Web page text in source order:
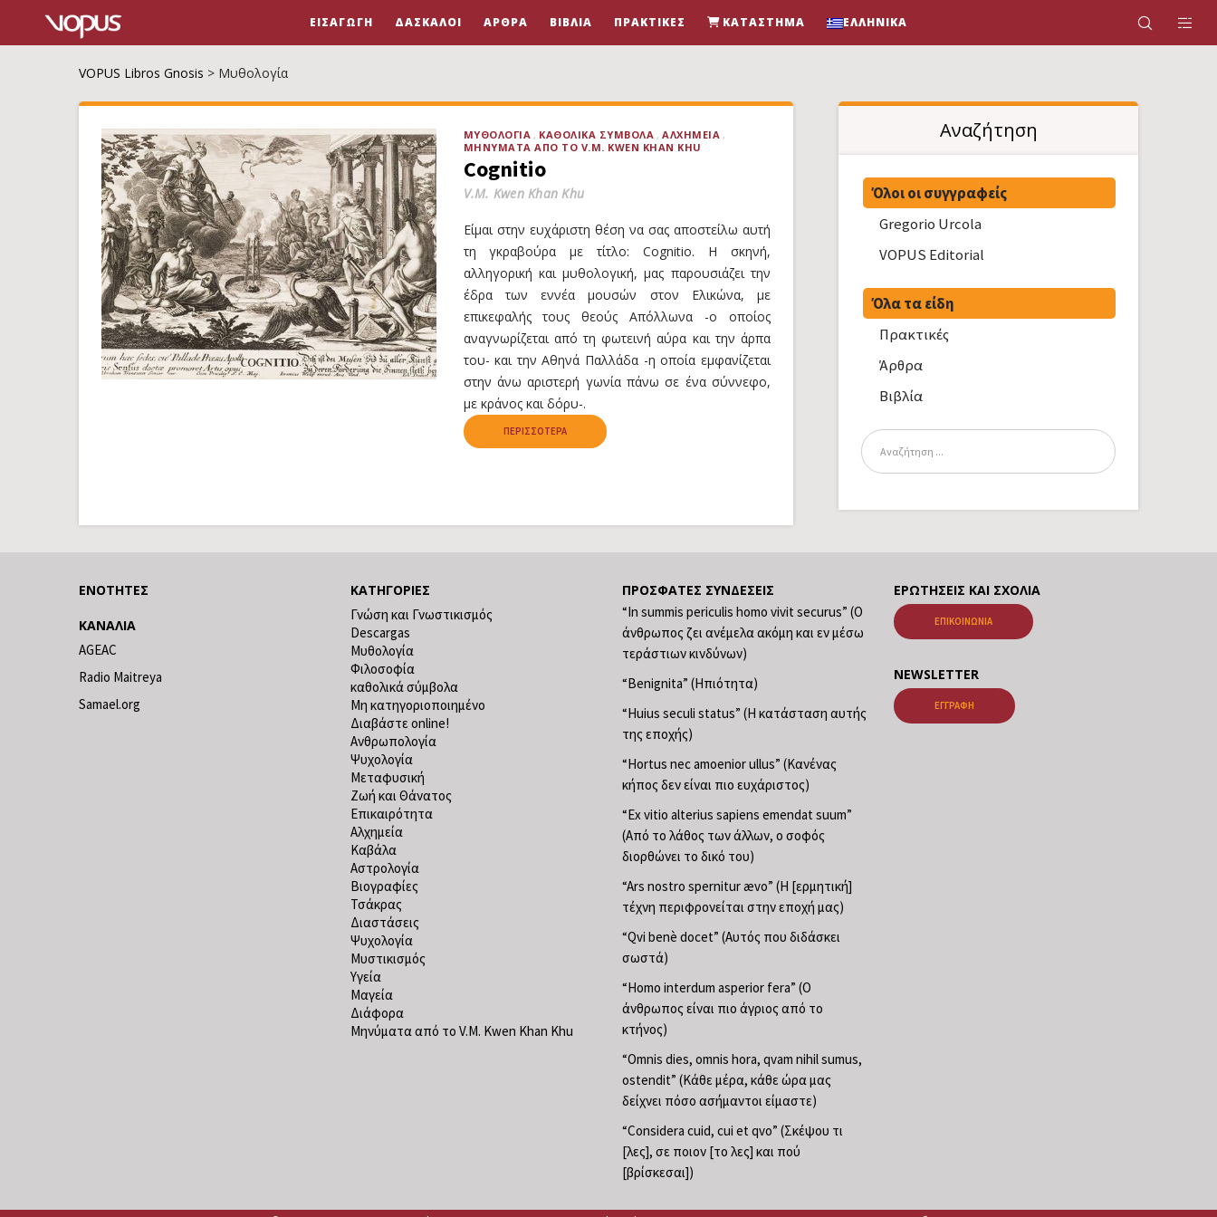
ΕΙΣΑΓΩΓΉ ΔΆΣΚΑΛΟΙ ΆΡΘΡΑ ΒΙΒΛΊΑ ΠΡΑΚΤΙΚΈΣ ΚΑΤΆΣΤΗΜΑ ΕΛΛΗΝΙΚΆ
VOPUS Libros Gnosis > Μυθολογία
ΜΥΘΟΛΟΓΊΑ ΚΑΘΟΛΙΚΆ ΣΎΜΒΟΛΑ ΑΛΧΗΜΕΊΑ
ΜΗΝΎΜΑΤΑ ΑΠΌ ΤΟ V.M. KWEN KHAN KHU
Cognitio
V.M. Kwen Khan Khu
Είμαι στην ευχάριστη θέση να σας αποστείλω αυτή
τη γκραβούρα με τίτλο: Cognitio. Η σκηνή,
αλληγορική και μυθολογική, μας παρουσιάζει την
έδρα των εννέα μουσών στον Ελικώνα, με
επικεφαλής τους θεούς Απόλλωνα -ο οποίος
αναγνωρίζεται από τη φωτεινή αύρα και την άρπα
του- και την Αθηνά Παλλάδα -η οποία εμφανίζεται
στην άνω αριστερή γωνία πάνω σε ένα σύννεφο,
με κράνος και δόρυ-.
ΠΕΡΙΣΣΌΤΕΡΑ
Αναζήτηση
Όλοι οι συγγραφείς
Gregorio Urcola
VOPUS Editorial
Όλα τα είδη
Πρακτικές
Άρθρα
Βιβλία
ΕΝΌΤΗΤΕΣ
ΚΑΝΆΛΙΑ
AGEAC
Radio Maitreya
Samael.org
ΚΑΤΗΓΟΡΊΕΣ
Γνώση και Γνωστικισμός
Descargas
Μυθολογία
Φιλοσοφία
καθολικά σύμβολα
Μη κατηγοριοποιημένο
Διαβάστε online!
Ανθρωπολογία
Ψυχολογία
Μεταφυσική
Ζωή και Θάνατος
Επικαιρότητα
Αλχημεία
Καβάλα
Αστρολογία
Βιογραφίες
Τσάκρας
Διαστάσεις
Ψυχολογία
Μυστικισμός
Υγεία
Μαγεία
Διάφορα
Μηνύματα από το V.M. Kwen Khan Khu
ΠΡΌΣΦΑΤΕΣ ΣΥΝΔΈΣΕΙΣ
“In summis periculis homo vivit securus” (Ο
άνθρωπος ζει ανέμελα ακόμη και εν μέσω
τεράστιων κινδύνων)
“Benignita” (Ηπιότητα)
“Huius seculi status” (Η κατάσταση αυτής
της εποχής)
“Hortus nec amoenior ullus” (Κανένας
κήπος δεν είναι πιο ευχάριστος)
“Ex vitio alterius sapiens emendat suum”
(Από το λάθος των άλλων, ο σοφός
διορθώνει το δικό του)
“Ars nostro spernitur ævo” (Η [ερμητική]
τέχνη περιφρονείται στην εποχή μας)
“Qvi benè docet” (Αυτός που διδάσκει
σωστά)
“Homo interdum asperior fera” (Ο
άνθρωπος είναι πιο άγριος από το
κτήνος)
“Omnis dies, omnis hora, qvam nihil sumus,
ostendit” (Κάθε μέρα, κάθε ώρα μας
δείχνει πόσο ασήμαντοι είμαστε)
“Considera cuid, cui et qvo” (Σκέψου τι
[λες], σε ποιον [το λες] και πού
[βρίσκεσαι])
ΕΡΩΤΉΣΕΙΣ ΚΑΙ ΣΧΌΛΙΑ
ΕΠΙΚΟΙΝΩΝΊΑ
NEWSLETTER
ΕΓΓΡΑΦΉ